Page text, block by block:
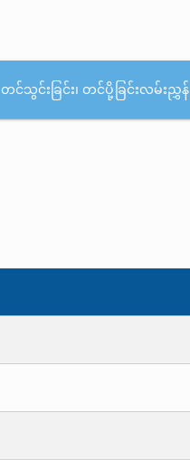
တင်သွင်းခြင်း၊ တင်ပို့ခြင်းလမ်းညွှန်